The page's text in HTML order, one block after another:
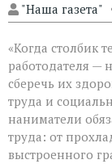
"Наша газета"
«Когда столбик
работодателя —
сберечь их
труда и
наниматели
труда: от
выстроенного